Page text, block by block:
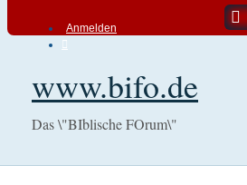
Anmelden
www.bifo.de
Das \"BIblische FOrum\"